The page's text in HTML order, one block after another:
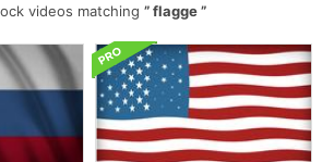
videos matching
flagge